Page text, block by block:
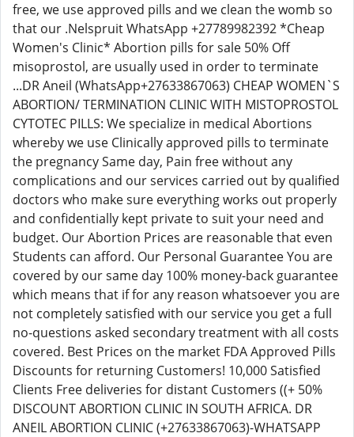
free, we use approved pills and we clean the womb so
that our .Nelspruit WhatsApp +27789982392 *Cheap
Women's Clinic* Abortion pills for sale 50% Off
misoprostol, are usually used in order to terminate
...DR Aneil (WhatsApp+27633867063) CHEAP WOMEN`S
ABORTION/ TERMINATION CLINIC WITH MISTOPROSTOL
CYTOTEC PILLS: We specialize in medical Abortions
whereby we use Clinically approved pills to terminate
the pregnancy Same day, Pain free without any
complications and our services carried out by qualified
doctors who make sure everything works out properly
and confidentially kept private to suit your need and
budget. Our Abortion Prices are reasonable that even
Students can afford. Our Personal Guarantee You are
covered by our same day 100% money-back guarantee
which means that if for any reason whatsoever you are
not completely satisfied with our service you get a full
no-questions asked secondary treatment with all costs
covered. Best Prices on the market FDA Approved Pills
Discounts for returning Customers! 10,000 Satisfied
Clients Free deliveries for distant Customers ((+ 50%
DISCOUNT ABORTION CLINIC IN SOUTH AFRICA. DR
ANEIL ABORTION CLINIC (+27633867063)-WHATSAPP